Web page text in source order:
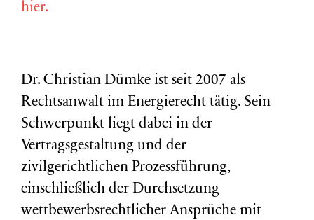
hier.
Dr. Christian Dümke ist seit 2007 als
Rechtsanwalt im Energierecht tätig. Sein
Schwerpunkt liegt dabei in der
Vertragsgestaltung und der
zivilgerichtlichen Prozessführung,
einschließlich der Durchsetzung
wettbewerbsrechtlicher Ansprüche mit